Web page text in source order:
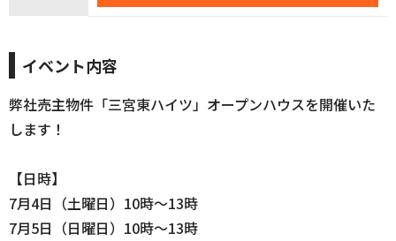
イベント内容
弊社売主物件「三宮東ハイツ」オープンハウスを開催いた
します！
【日時】
7月4日（土曜日）10時〜13時
7月5日（日曜日）10時〜13時